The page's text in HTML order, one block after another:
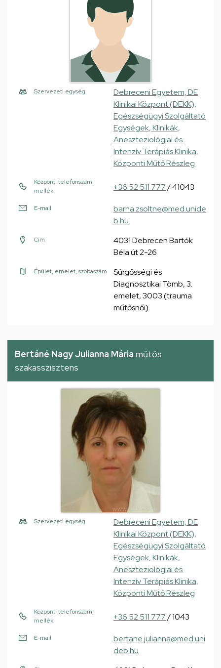
Szervezeti egység
Debreceni Egyetem, DE
Klinikai Központ (DEKK),
Egészségügyi Szolgáltató
Egységek, Klinikák,
Aneszteziológiai és
Intenzív Terápiás Klinika,
Központi Műtő Részleg
Központi telefonszám,
mellék
+36 52 511 777/ 41043
E-mail
barna.zsoltne@med.unide
b.hu
Cím
4031 Debrecen Bartók
Béla út 2-26
Épület, emelet, szobaszám
Sürgősségi és
Diagnosztikai Tömb, 3.
emelet, 3003 (trauma
műtősnői)
Bertáné Nagy Julianna Mária műtős
szakasszisztens
Szervezeti egység
Debreceni Egyetem, DE
Klinikai Központ (DEKK),
Egészségügyi Szolgáltató
Egységek, Klinikák,
Aneszteziológiai és
Intenzív Terápiás Klinika,
Központi Műtő Részleg
Központi telefonszám,
mellék
+36 52 511 777/ 1043
E-mail
bertane.julianna@med.uni
deb.hu